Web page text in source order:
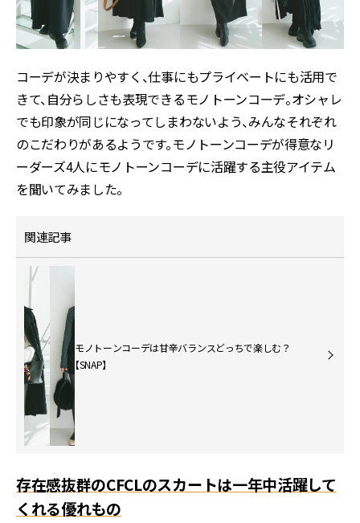
コーデが決まりやすく、仕事にもプライベートにも活用で
きて、自分らしさも表現できるモノトーンコーデ。オシャレ
でも印象が同じになってしまわないよう、みんなそれぞれ
のこだわりがあるようです。モノトーンコーデが得意なリ
ーダーズ4人にモノトーンコーデに活躍する主役アイテム
を聞いてみました。
関連記事
モノトーンコーデは甘辛バランスどっちで楽しむ？
【SNAP】
存在感抜群のCFCLのスカートは一年中活躍して
くれる優れもの